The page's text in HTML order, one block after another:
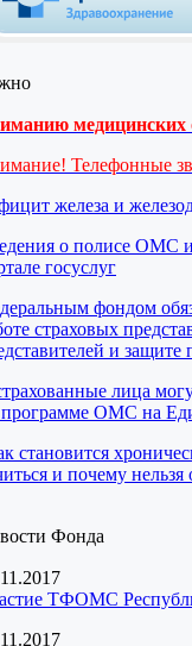
медицинских
Телефонные
железа и
о полисе ОМС
госуслуг
фондом
страховых
и защите
лица
ОМС на
становится
и почему нельзя
Фонда
ТФОМС